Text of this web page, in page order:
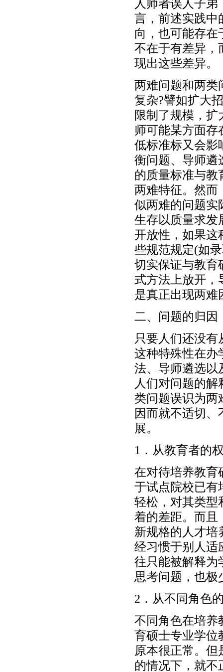
人师者误人子
言，前述实践中
向，也可能存在
不在于有差异，
现出这些差异。
两难问题和两类
复杂?譬如扩大
限制了规模，
师可能某方面
低标准标又会影
衡问题、导师遴
的质量标准与教
两难特征。然而
似两难的问题实
生存以质量求发
开放性，如果这
些规范规定(如
切实保证与教育
式方法上放开，
是真正出现两难
二、问题的归因
只要人们还没
这种特殊性在办
法、导师遴选以
人们对问题的
类问题误识为两
因而就不适切
展。
1．从教育者的
在对待培养教育
于试点院校已有
轻松，对其类型
着的差距。而且
新规格的人才培
经习惯于别人适
往只能被解释为
思考问题，也极
2．从不同角色
不同角色在培养
育硕士专业学位
原本很正常。
的情况下，就不